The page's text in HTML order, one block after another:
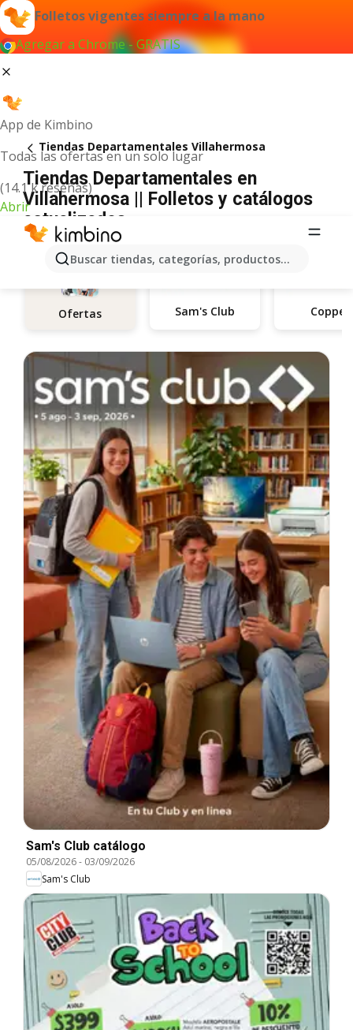
Folletos vigentes siempre a la mano
Agregar a Chrome - GRATIS
App de Kimbino
Todas las ofertas en un solo lugar
(14.1 k reseñas)
Abrir
Buscar tiendas, categorías, productos...
Tiendas Departamentales Villahermosa
Tiendas Departamentales en
Villahermosa || Folletos y catálogos
actualizados
Ofertas Sam's Club Coppel
Sam's Club catálogo
05/08/2026- 03/09/2026
Sam's Club